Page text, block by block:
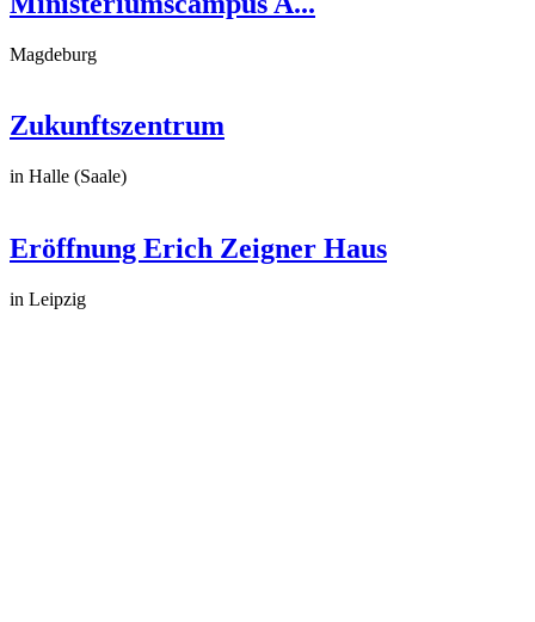
Magdeburg
Zukunftszentrum
in Halle (Saale)
Eröffnung Erich Zeigner Haus
in Leipzig